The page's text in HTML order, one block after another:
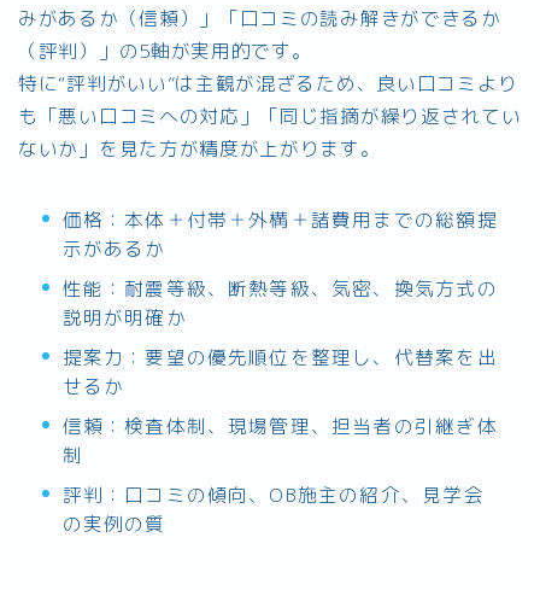
みがあるか（信頼）」「口コミの読み解きができるか
（評判）」の5軸が実用的です。
特に“評判がいい”は主観が混ざるため、良い口コミより
も「悪い口コミへの対応」「同じ指摘が繰り返されてい
ないか」を見た方が精度が上がります。
価格：本体＋付帯＋外構＋諸費用までの総額提
示があるか
性能：耐震等級、断熱等級、気密、換気方式の
説明が明確か
提案力：要望の優先順位を整理し、代替案を出
せるか
信頼：検査体制、現場管理、担当者の引継ぎ体
制
評判：口コミの傾向、OB施主の紹介、見学会
の実例の質